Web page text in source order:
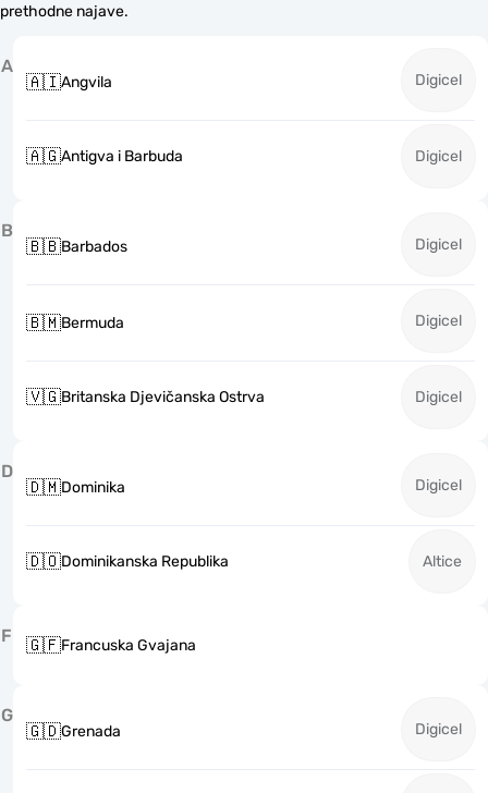
prethodne najave.
A
🇦🇮Angvila Digicel
🇦🇬Antigva i Barbuda Digicel
B
🇧🇧Barbados Digicel
🇧🇲Bermuda Digicel
🇻🇬Britanska Djevičanska Ostrva Digicel
D
🇩🇲Dominika Digicel
🇩🇴Dominikanska Republika Altice
F 🇬🇫Francuska Gvajana
G
🇬🇩Grenada Digicel